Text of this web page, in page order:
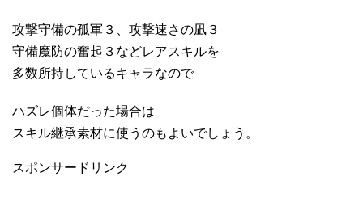
攻撃守備の孤軍３、攻撃速さの凪３
守備魔防の奮起３などレアスキルを
多数所持しているキャラなので
ハズレ個体だった場合は
スキル継承素材に使うのもよいでしょう。
スポンサードリンク